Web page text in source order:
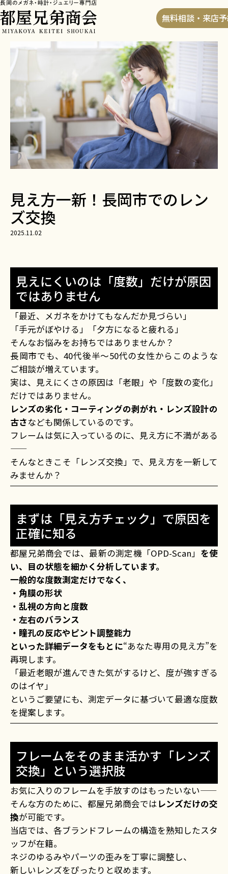
無料相談・来店
HOME> ブログ >見え方一新！長岡市でのレンズ交換
見え方一新！長岡市でのレン
ズ交換
2025.11.02
見えにくいのは「度数」だけが原因
ではありません
「最近、メガネをかけてもなんだか見づらい」
「手元がぼやける」「夕方になると疲れる」
そんなお悩みをお持ちではありませんか？
長岡市でも、40代後半〜50代の女性からこのような
ご相談が増えています。
実は、見えにくさの原因は「老眼」や「度数の変化」
だけではありません。
レンズの劣化・コーティングの剥がれ・レンズ設計の
古さなども関係しているのです。
フレームは気に入っているのに、見え方に不満がある
——
そんなときこそ「レンズ交換」で、見え方を一新して
みませんか？
まずは「見え方チェック」で原因を
正確に知る
都屋兄弟商会では、最新の測定機「OPD-Scan」 を使
い、目の状態を細かく分析しています。
一般的な度数測定だけでなく、
・角膜の形状
・乱視の方向と度数
・左右のバランス
・瞳孔の反応やピント調整能力
といった詳細データをもとに“あなた専用の見え方”を
再現します。
「最近老眼が進んできた気がするけど、度が強すぎる
のはイヤ」
というご要望にも、測定データに基づいて最適な度数
を提案します。
フレームをそのまま活かす「レンズ
交換」という選択肢
お気に入りのフレームを手放すのはもったいない——
そんな方のために、都屋兄弟商会ではレンズだけの交
換が可能です。
当店では、各ブランドフレームの構造を熟知したスタ
ッフが在籍。
ネジのゆるみやパーツの歪みを丁寧に調整し、
新しいレンズをぴったりと収めます。